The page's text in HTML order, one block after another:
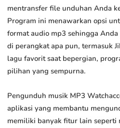
mentransfer file unduhan Anda
Program ini menawarkan opsi
format audio mp3 sehingga
di perangkat apa pun, termasuk
lagu favorit saat bepergian,
pilihan yang sempurna.
Pengunduh musik MP3
aplikasi yang membantu
memiliki banyak fitur lain seperti